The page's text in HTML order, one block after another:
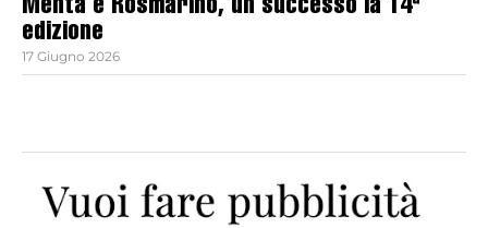
Menta e Rosmarino, un successo la 14ª
edizione
17 Giugno 2026